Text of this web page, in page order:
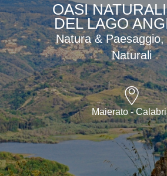
OASI
DEL LAGO
Natura &
Naturali
Maierato -